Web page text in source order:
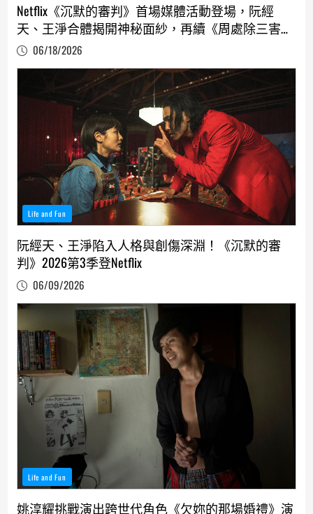
Netflix《沉默的審判》首場媒體活動登場，阮經
天、王淨合體揭開神秘面紗，再續《周處除三害》
緣分06/18/2026
Life and Fun
阮經天、王淨陷入人格與創傷深淵！《沉默的審
判》2026第3季登Netflix
06/09/2026
Life and Fun
姚淳耀挑戰演出跨世代角色《欠妳的那場婚禮》演